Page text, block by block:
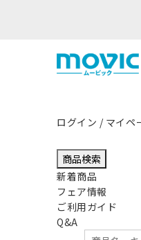
ログイン / マイペ
商品検索
新着商品
フェア情報
ご利用ガイド
Q&A